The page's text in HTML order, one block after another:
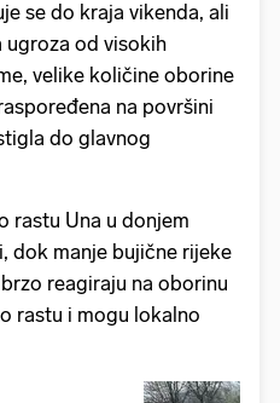
se do kraja vikenda, ali
ugroza od visokih
velike količine oborine
na površini
do glavnog
rastu Una u donjem
dok manje bujične rijeke
reagiraju na oborinu
rastu i mogu lokalno